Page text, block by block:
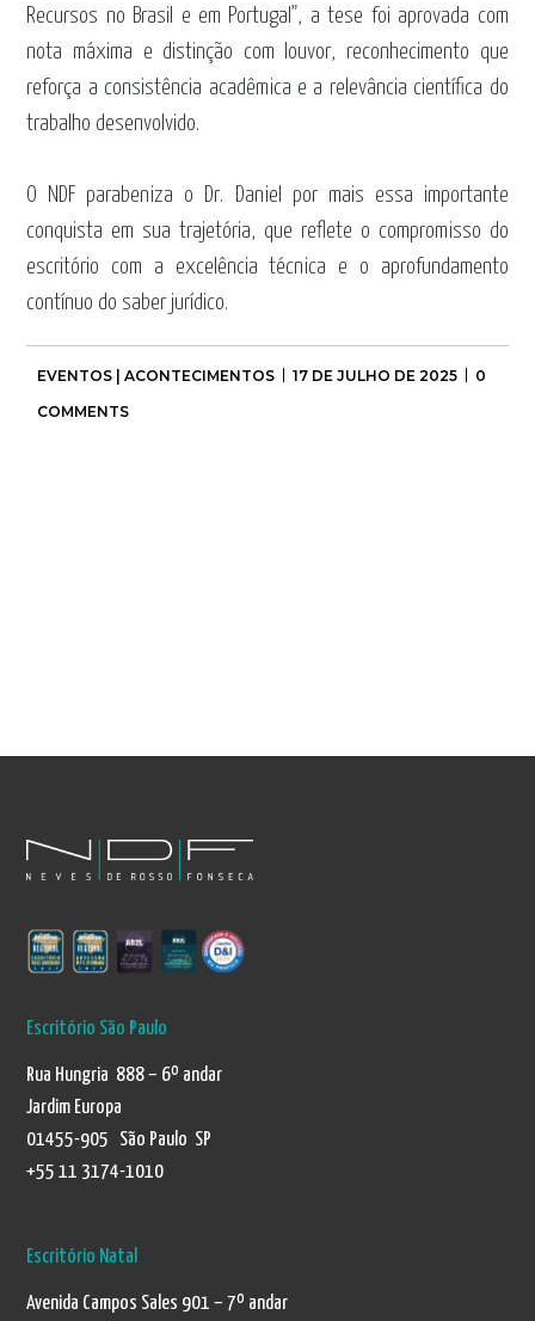
Recursos no Brasil e em Portugal”, a tese foi aprovada com
nota máxima e distinção com louvor, reconhecimento que
reforça a consistência acadêmica e a relevância científica do
trabalho desenvolvido.
O NDF parabeniza o Dr. Daniel por mais essa importante
conquista em sua trajetória, que reflete o compromisso do
escritório com a excelência técnica e o aprofundamento
contínuo do saber jurídico.
EVENTOS | ACONTECIMENTOS 17 DE JULHO DE 2025
0
COMMENTS
Escritório São Paulo
Rua Hungria 888 – 6º andar
Jardim Europa
01455-905 São Paulo SP
+55 11 3174-1010
Escritório Natal
Avenida Campos Sales 901 – 7º andar